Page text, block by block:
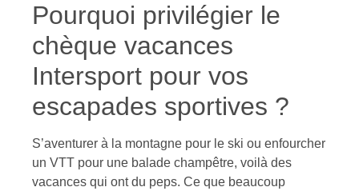
Pourquoi privilégier le
chèque vacances
Intersport pour vos
escapades sportives ?
S’aventurer à la montagne pour le ski ou enfourcher
un VTT pour une balade champêtre, voilà des
vacances qui ont du peps. Ce que beaucoup